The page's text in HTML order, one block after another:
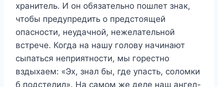
хранитель. И он обязательно пошлет знак,
чтобы предупредить о предстоящей
опасности, неудачной, нежелательной
встрече. Когда на нашу голову начинают
сыпаться неприятности, мы горестно
вздыхаем: «Эх, знал бы, где упасть, соломки
б подстелил». На самом же деле наш ангел-